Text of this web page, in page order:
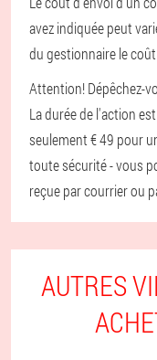
avez indiquée peut
du gestionnaire le
Attention! Dépêchez-
La durée de l'action
seulement € 49 pour
toute sécurité - vous
reçue par courrier ou
AUTRES